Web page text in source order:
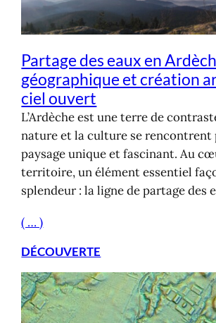
Partage des eaux en
géographique et création
ciel ouvert
L’Ardèche est une terre de
nature et la culture se rencontrent
paysage unique et fascinant. Au
territoire, un élément essentiel
splendeur : la ligne de partage des
( … )
DÉCOUVERTE